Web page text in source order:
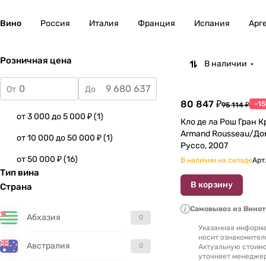
Вино Россия Италия Франция Испания
Розничная цена
От До
от 3 000 до 5 000 ₽(1)
от 10 000 до 50 000 ₽(1)
от 50 000 ₽(16)
Тип вина
Страна
Абхазия 0
Австралия 0
В наличии
80 847 ₽95 114 ₽ -
Кло де ла Рош Гран
Armand Rousseau/
Руссо, 2007
В наличии на складеАрт.
В корзину
Самовывоз из
Указанная
носит
Актуальную
уточняет